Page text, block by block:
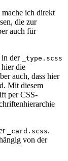
ich direkt
die zur
auch für
in der
_type.scss
die
auch, dass hier
Mit diesem
per CSS-
_card.scss.
von der